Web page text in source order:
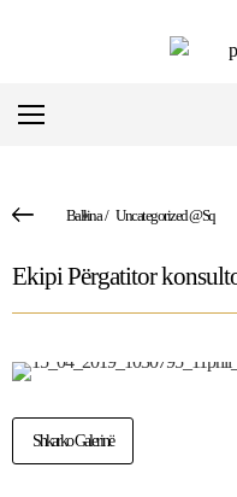
Ballina/ Uncategorized @sq
Ekipi Përgatitor
Shkarko Galerinë